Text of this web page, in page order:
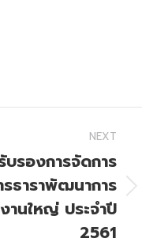
NEXT
รองการจัดการ
ธาราพัฒนาการ
านใหญ่ ประจำปี
2561